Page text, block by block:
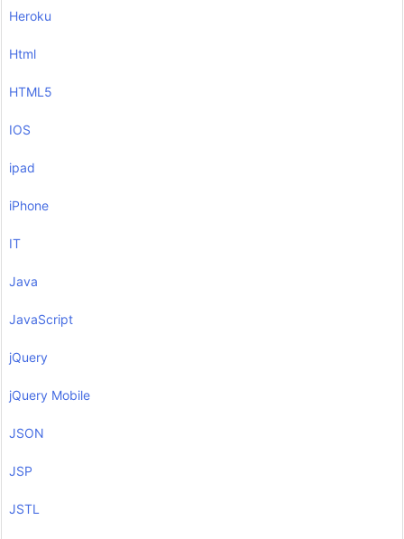
Heroku
Html
HTML5
IOS
ipad
iPhone
IT
Java
JavaScript
jQuery
jQuery Mobile
JSON
JSP
JSTL